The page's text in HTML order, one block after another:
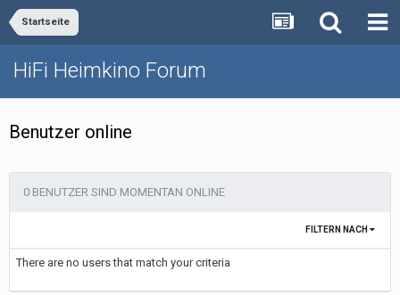
Startseite
HiFi Heimkino Forum
Benutzer online
0 BENUTZER SIND MOMENTAN ONLINE
FILTERN NACH
There are no users that match your criteria